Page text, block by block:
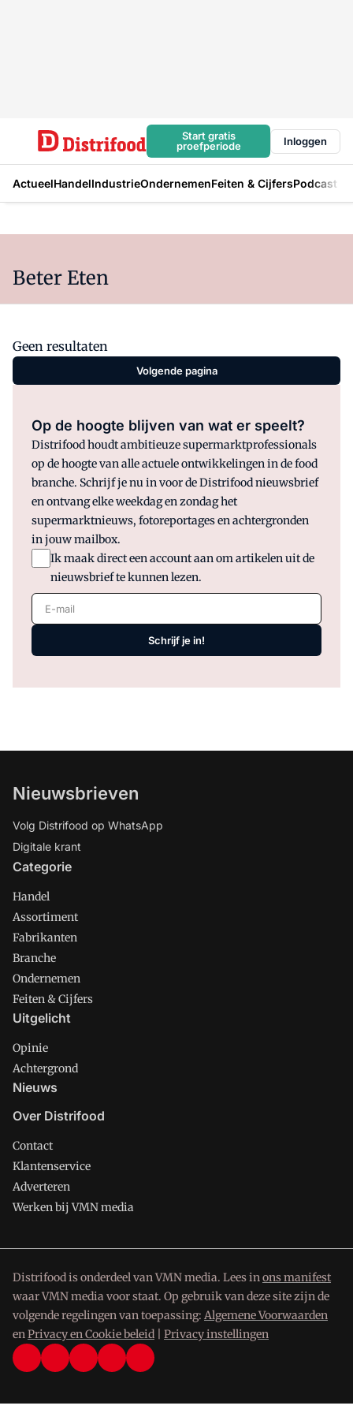
Start gratis
proefperiode
Inloggen
ActueelHandelIndustrieOndernemenFeiten & CijfersPodcast
Beter Eten
Geen resultaten
Volgende pagina
Op de hoogte blijven van wat er speelt?
Distrifood houdt ambitieuze supermarktprofessionals
op de hoogte van alle actuele ontwikkelingen in de food
branche. Schrijf je nu in voor de Distrifood nieuwsbrief
en ontvang elke weekdag en zondag het
supermarktnieuws, fotoreportages en achtergronden
in jouw mailbox.
Ik maak direct een account aan om artikelen uit de
nieuwsbrief te kunnen lezen.
E-mail
Schrijf je in!
Nieuwsbrieven
Volg Distrifood op WhatsApp
Digitale krant
Categorie
Handel
Assortiment
Fabrikanten
Branche
Ondernemen
Feiten & Cijfers
Uitgelicht
Opinie
Achtergrond
Nieuws
Over Distrifood
Contact
Klantenservice
Adverteren
Werken bij VMN media
Distrifood is onderdeel van VMN media. Lees inons manifest
waar VMN media voor staat. Op gebruik van deze site zijn de
volgende regelingen van toepassing: Algemene Voorwaarden
enPrivacy en Cookie beleid Privacy instellingen